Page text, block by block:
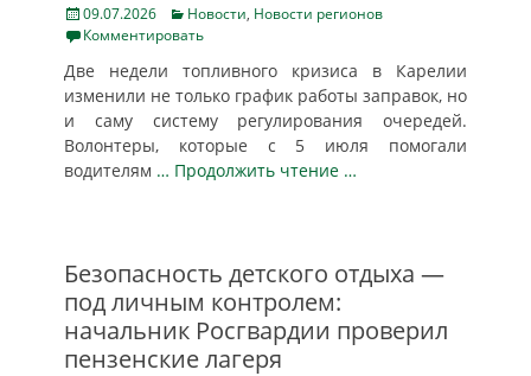
Posted
on
09.07.2026 Categories
Новости, Новости регионов
Комментировать
Две недели топливного кризиса в Карелии
изменили не только график работы заправок, но
и саму систему регулирования очередей.
Волонтеры, которые с 5 июля помогали
водителям … Продолжить чтение …
Безопасность детского отдыха —
под личным контролем:
начальник Росгвардии проверил
пензенские лагеря